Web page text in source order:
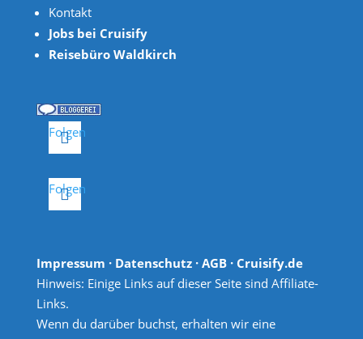
Kontakt
Jobs bei Cruisify
Reisebüro Waldkirch
Folgen
Folgen
Impressum · Datenschutz· AGB· Cruisify.de
Hinweis: Einige Links auf dieser Seite sind Affiliate-
Links.
Wenn du darüber buchst, erhalten wir eine